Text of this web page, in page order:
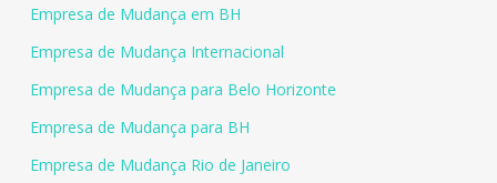
Empresa de Mudança em BH
Empresa de Mudança Internacional
Empresa de Mudança para Belo Horizonte
Empresa de Mudança para BH
Empresa de Mudança Rio de Janeiro